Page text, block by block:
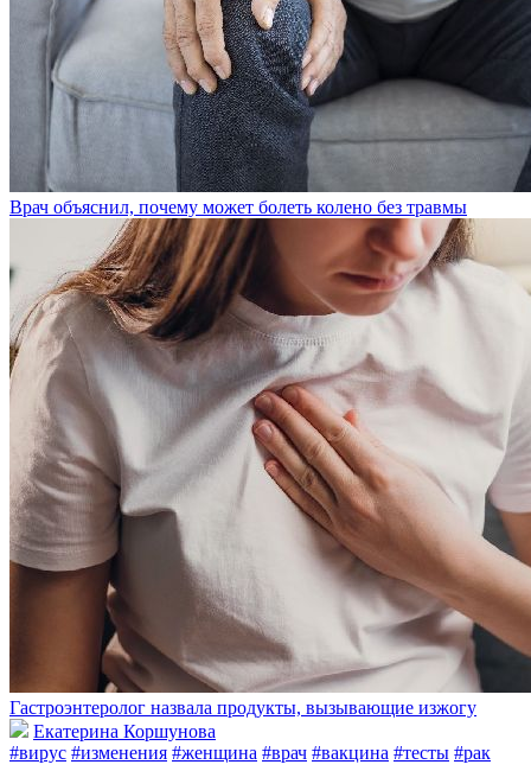
Врач объяснил, почему может болеть колено без травмы
Гастроэнтеролог назвала продукты, вызывающие изжогу
Екатерина Коршунова
#вирус #изменения #женщина #врач #вакцина #тесты #рак